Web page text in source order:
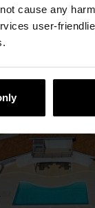
cause any
user-